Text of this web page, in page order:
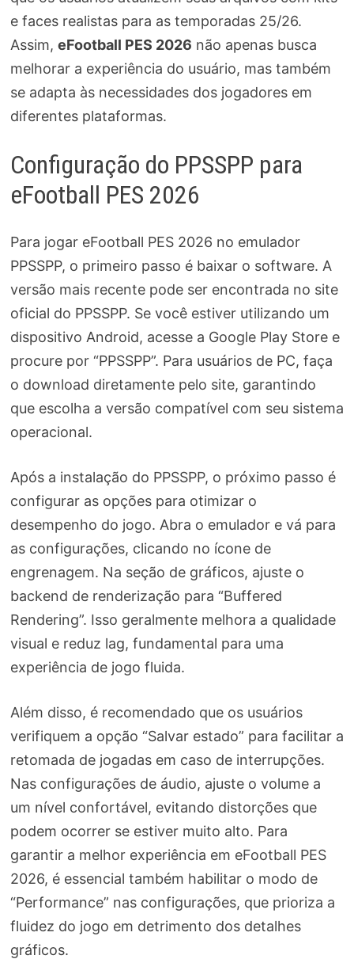
e faces realistas para as temporadas 25/26.
Assim, eFootball PES 2026 não apenas busca
melhorar a experiência do usuário, mas também
se adapta às necessidades dos jogadores em
diferentes plataformas.
Configuração do PPSSPP para
eFootball PES 2026
Para jogar eFootball PES 2026 no emulador
PPSSPP, o primeiro passo é baixar o software. A
versão mais recente pode ser encontrada no site
oficial do PPSSPP. Se você estiver utilizando um
dispositivo Android, acesse a Google Play Store e
procure por “PPSSPP”. Para usuários de PC, faça
o download diretamente pelo site, garantindo
que escolha a versão compatível com seu sistema
operacional.
Após a instalação do PPSSPP, o próximo passo é
configurar as opções para otimizar o
desempenho do jogo. Abra o emulador e vá para
as configurações, clicando no ícone de
engrenagem. Na seção de gráficos, ajuste o
backend de renderização para “Buffered
Rendering”. Isso geralmente melhora a qualidade
visual e reduz lag, fundamental para uma
experiência de jogo fluida.
Além disso, é recomendado que os usuários
verifiquem a opção “Salvar estado” para facilitar a
retomada de jogadas em caso de interrupções.
Nas configurações de áudio, ajuste o volume a
um nível confortável, evitando distorções que
podem ocorrer se estiver muito alto. Para
garantir a melhor experiência em eFootball PES
2026, é essencial também habilitar o modo de
“Performance” nas configurações, que prioriza a
fluidez do jogo em detrimento dos detalhes
gráficos.